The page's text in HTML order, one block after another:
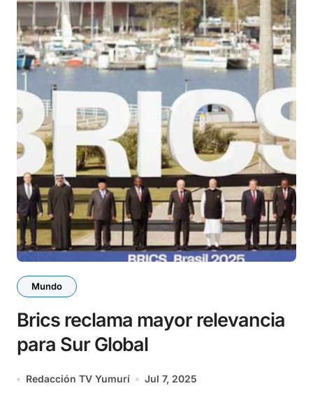
Mundo
Brics reclama mayor relevancia
para Sur Global
Redacción TV Yumurí Jul 7, 2025